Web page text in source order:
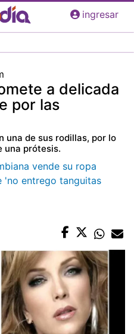
Pasar
al
principal
ingresar
a delicada
por las
una de sus rodillas, por lo
una prótesis.
vende su ropa
'no entrego tanguitas